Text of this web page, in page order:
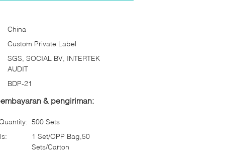
China
Custom Private Label
SGS, SOCIAL BV, INTERTEK
AUDIT
BDP-21
& pengiriman:
500 Sets
1 Set/OPP Bag,50
Sets/Carton